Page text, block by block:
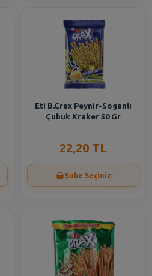
Eti B.Crax Peynir-Soganlı
Çubuk Kraker 50 Gr
22,20 TL
Şube Seçiniz